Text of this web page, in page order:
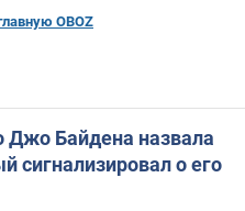
OBOZ
Джо Байдена назвала
сигнализировал о его